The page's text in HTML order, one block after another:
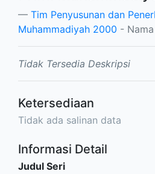
Tim Penyusunan dan
Muhammadiyah 2000 -
Tidak Tersedia Deskripsi
Ketersediaan
Tidak ada salinan data
Informasi Detail
Judul Seri